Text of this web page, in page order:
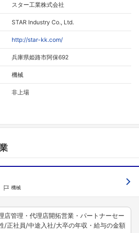
スター工業株式会社
STAR Industry Co., Ltd.
http://star-kk.com/
兵庫県姫路市阿保692
機械
非上場
機械
店管理・代理店開拓営業・パートナーセー
/正社員/中途入社/大卒の年収・給与の金額